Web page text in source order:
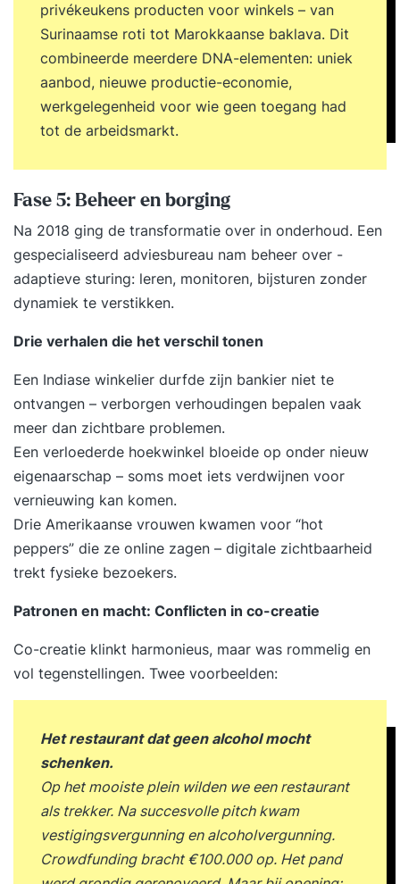
privékeukens producten voor winkels – van
Surinaamse roti tot Marokkaanse baklava. Dit
combineerde meerdere DNA-elementen: uniek
aanbod, nieuwe productie-economie,
werkgelegenheid voor wie geen toegang had
tot de arbeidsmarkt.
Fase 5: Beheer en borging
Na 2018 ging de transformatie over in onderhoud. Een
gespecialiseerd adviesbureau nam beheer over -
adaptieve sturing: leren, monitoren, bijsturen zonder
dynamiek te verstikken.
Drie verhalen die het verschil tonen
Een Indiase winkelier durfde zijn bankier niet te
ontvangen – verborgen verhoudingen bepalen vaak
meer dan zichtbare problemen.
Een verloederde hoekwinkel bloeide op onder nieuw
eigenaarschap – soms moet iets verdwijnen voor
vernieuwing kan komen.
Drie Amerikaanse vrouwen kwamen voor “hot
peppers” die ze online zagen – digitale zichtbaarheid
trekt fysieke bezoekers.
Patronen en macht: Conflicten in co-creatie
Co-creatie klinkt harmonieus, maar was rommelig en
vol tegenstellingen. Twee voorbeelden:
Het restaurant dat geen alcohol mocht
schenken.
Op het mooiste plein wilden we een restaurant
als trekker. Na succesvolle pitch kwam
vestigingsvergunning en alcoholvergunning.
Crowdfunding bracht €100.000 op. Het pand